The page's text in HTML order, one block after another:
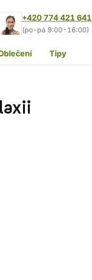
+420 774 421 641
(po-pá 9:00-16:00)
Tipy